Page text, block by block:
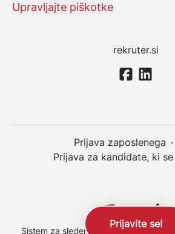
Prijavite se!
Upravljajte piškotke
rekruter.si
Prijava zaposlenega ·
Prijava za kandidate, ki
Sistem za sledenje kandidatom